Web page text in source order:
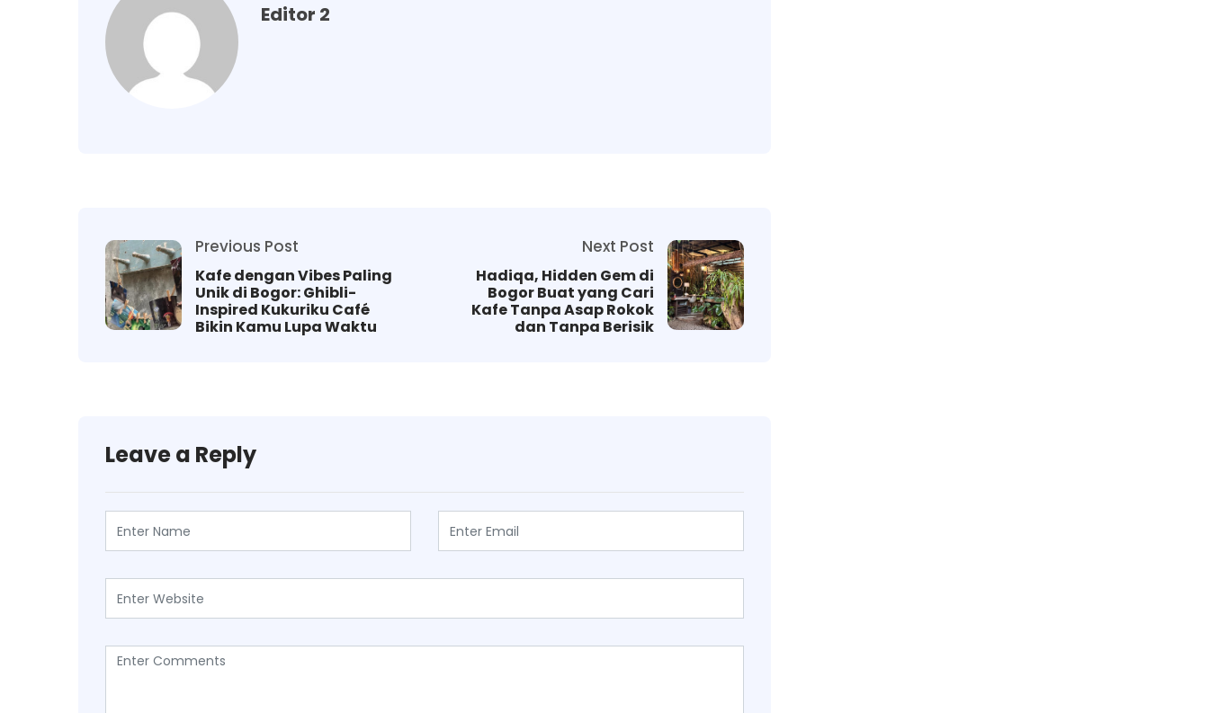
Editor 2
Previous Post
Kafe dengan Vibes Paling
Unik di Bogor: Ghibli-
Inspired Kukuriku Café
Bikin Kamu Lupa Waktu
Next Post
Hadiqa, Hidden Gem di
Bogor Buat yang Cari
Kafe Tanpa Asap Rokok
dan Tanpa Berisik
Leave a Reply